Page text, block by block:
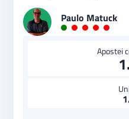
Paulo Matuck
Apostei